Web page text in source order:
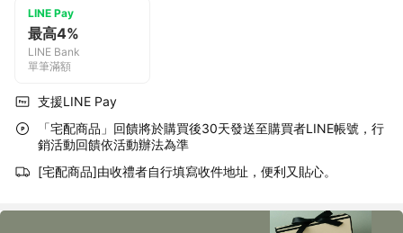
LINE Pay
最高4%
LINE Bank
單筆滿額
支援LINE Pay
「宅配商品」回饋將於購買後30天發送至購買者LINE帳號，行
銷活動回饋依活動辦法為準
[宅配商品]由收禮者自行填寫收件地址，便利又貼心。